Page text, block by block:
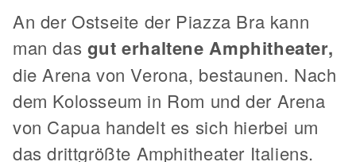
An der Ostseite der Piazza Bra kann
man das gut erhaltene Amphitheater,
die Arena von Verona, bestaunen. Nach
dem Kolosseum in Rom und der Arena
von Capua handelt es sich hierbei um
das drittgrößte Amphitheater Italiens.